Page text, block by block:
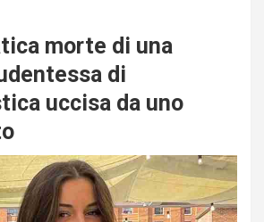
morte di una
di
uccisa da uno